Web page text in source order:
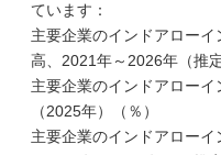
ています：
主要企業のインドアロー
高、2021年～2026年（推
主要企業のインドアロー
（2025年）（％）
主要企業のインドアロー